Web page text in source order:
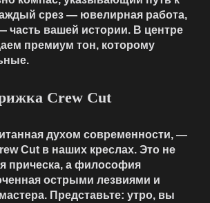
срез — ювелирная работа,
часть вашей истории. В центре
премиум тон, которому
Crew Cut
духом современности, —
Cut в наших креслах. Это не
прическа, а философия
острыми лезвиями и
Представьте: утро, вы